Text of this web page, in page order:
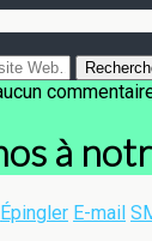
à
Épingler E-mail